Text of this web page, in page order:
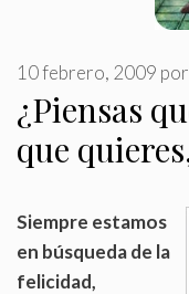
¿Piensas
que
10 febrero, 2009 por
Siempre estamos
en búsqueda de la
felicidad,